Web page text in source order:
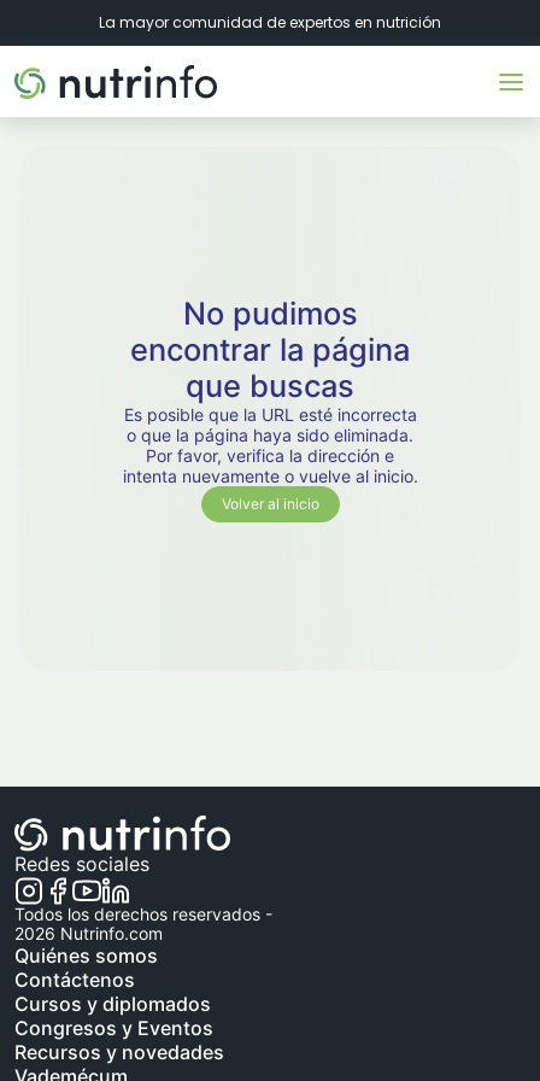
La mayor comunidad de expertos en nutrición
No pudimos
encontrar la página
que buscas
Es posible que la URL esté incorrecta
o que la página haya sido eliminada.
Por favor, verifica la dirección e
intenta nuevamente o vuelve al inicio.
Volver al inicio
Redes sociales
Todos los derechos reservados -
2026 Nutrinfo.com
Quiénes somos
Contáctenos
Cursos y diplomados
Congresos y Eventos
Recursos y novedades
Vademécum